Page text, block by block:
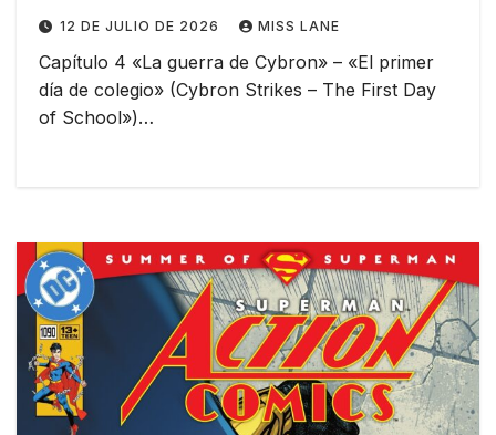
12 DE JULIO DE 2026 MISS LANE
Capítulo 4 «La guerra de Cybron» – «El primer
día de colegio» (Cybron Strikes – The First Day
of School»)…